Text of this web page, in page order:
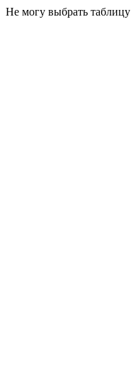
Не могу выбрать таблицу